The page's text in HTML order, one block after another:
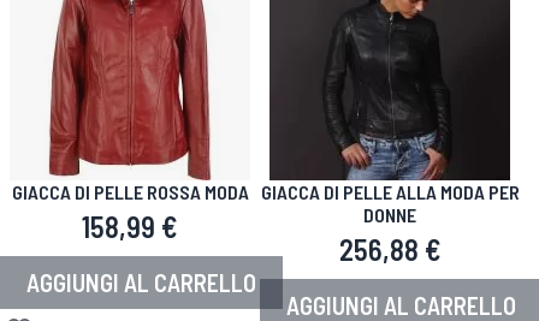
GIACCA DI PELLE ROSSA MODA
158,99 €
AGGIUNGI AL CARRELLO
GIACCA DI PELLE ALLA MODA PER
DONNE
256,88 €
AGGIUNGI AL CARRELLO